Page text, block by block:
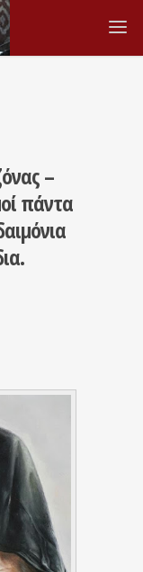
–
πάντα